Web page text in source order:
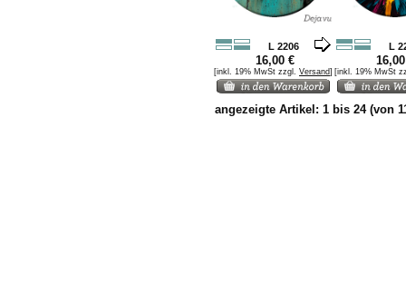
L 2206 L
16,00 €
[inkl. 19% MwSt zzgl. Versand] [inkl. 19% MwSt
angezeigte Artikel: 1 bis 24(von